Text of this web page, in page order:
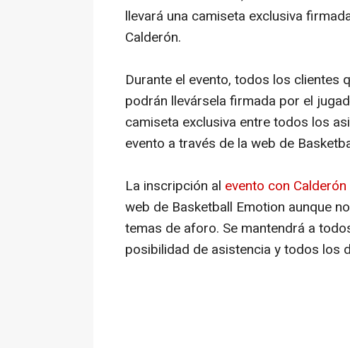
llevará una camiseta exclusiva
Calderón.
Durante el evento, todos los clientes
podrán llevársela firmada por el
camiseta exclusiva entre todos los
evento a través de la web de
La inscripción al evento con Calderón
web de Basketball Emotion aunque
temas de aforo. Se mantendrá a
posibilidad de asistencia y todos los